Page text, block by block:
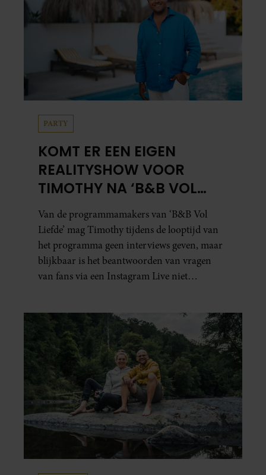
PARTY
KOMT ER EEN EIGEN
REALITYSHOW VOOR
TIMOTHY NA ‘B&B VOL
LIEFDE?’
Van de programmamakers van ‘B&B Vol
Liefde’ mag Timothy tijdens de looptijd van
het programma geen interviews geven, maar
blijkbaar is het beantwoorden van vragen
van fans via een Instagram Live niet